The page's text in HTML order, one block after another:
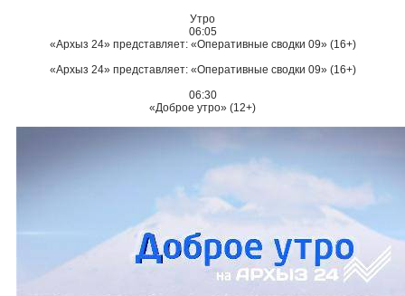
Утро
06:05
«Архыз 24» представляет: «Оперативные сводки 09» (16+)
«Архыз 24» представляет: «Оперативные сводки 09» (16+)
06:30
«Доброе утро» (12+)